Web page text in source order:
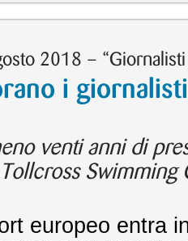
2018 – “Giornalisti
i
venti anni di
Swimming
europeo entra